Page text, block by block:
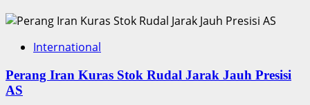
AL
Mundur
di
International
Perang Iran Kuras Stok Rudal Jarak Jauh Presisi
AS